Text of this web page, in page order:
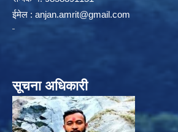
ईमेल : anjan.amrit@gmail.com
सूचना अधिकारी